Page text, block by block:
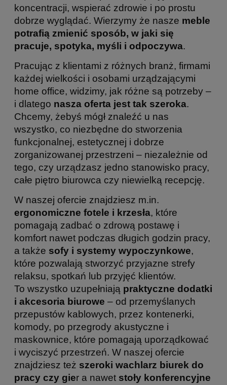
koncentracji, wspierać zdrowie i po prostu
dobrze wyglądać. Wierzymy że nasze meble
potrafią zmienić sposób, w jaki się
pracuje, spotyka, myśli i odpoczywa.
Pracując z klientami z różnych branż, firmami
każdej wielkości i osobami urządzającymi
home office, widzimy, jak różne są potrzeby –
i dlatego nasza oferta jest tak szeroka.
Chcemy, żebyś mógł znaleźć u nas
wszystko, co niezbędne do stworzenia
funkcjonalnej, estetycznej i dobrze
zorganizowanej przestrzeni – niezależnie od
tego, czy urządzasz jedno stanowisko pracy,
całe piętro biurowca czy niewielką recepcję.
W naszej ofercie znajdziesz m.in.
ergonomiczne fotele i krzesła, które
pomagają zadbać o zdrową postawę i
komfort nawet podczas długich godzin pracy,
a także sofy i systemy wypoczynkowe,
które pozwalają stworzyć przyjazne strefy
relaksu, spotkań lub przyjęć klientów.
To wszystko uzupełniają praktyczne dodatki
i akcesoria biurowe – od przemyślanych
przepustów kablowych, przez kontenerki,
komody, po przegrody akustyczne i
maskownice, które pomagają uporządkować
i wyciszyć przestrzeń. W naszej ofercie
znajdziesz też szeroki wachlarz biurek do
pracy czy gier a nawet stoły konferencyjne